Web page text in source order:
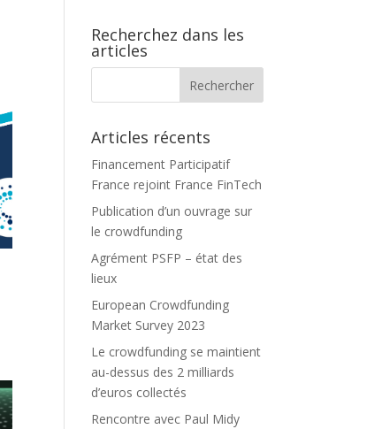
Recherchez dans les
articles
Articles récents
Financement Participatif
France rejoint France FinTech
Publication d’un ouvrage sur
le crowdfunding
Agrément PSFP – état des
lieux
European Crowdfunding
Market Survey 2023
Le crowdfunding se maintient
au-dessus des 2 milliards
d’euros collectés
Rencontre avec Paul Midy